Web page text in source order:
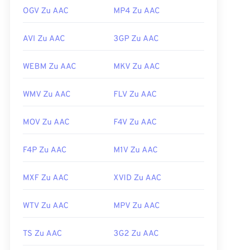
OGV Zu AAC MP4 Zu AAC
AVI Zu AAC 3GP Zu AAC
WEBM Zu AAC MKV Zu AAC
WMV Zu AAC FLV Zu AAC
MOV Zu AAC F4V Zu AAC
F4P Zu AAC M1V Zu AAC
MXF Zu AAC XVID Zu AAC
WTV Zu AAC MPV Zu AAC
TS Zu AAC 3G2 Zu AAC